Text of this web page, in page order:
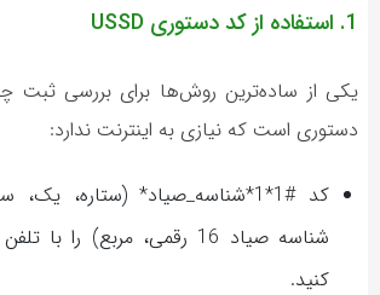
1. استفاده از کد دستوری USSD
یکی از ساده‌ترین روش‌ها برای بررسی ثبت
دستوری است که نیازی به اینترنت ندارد:
کد #1*1*شناسه_صیاد* (ستاره،
شناسه صیاد 16 رقمی، مربع) را
کنید.